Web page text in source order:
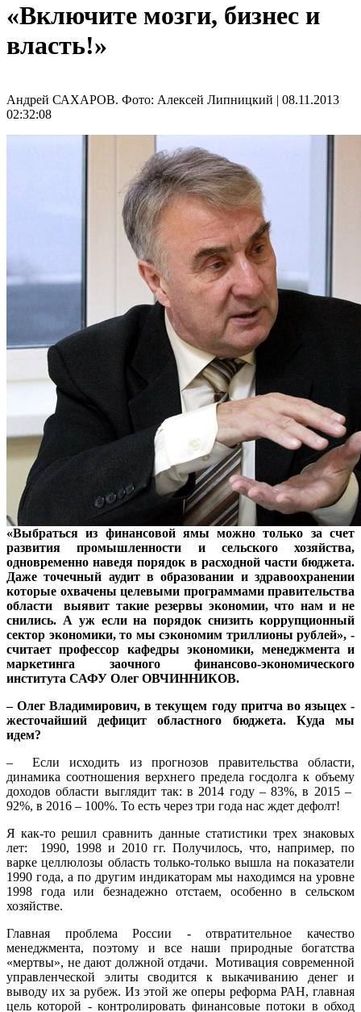
«Включите мозги, бизнес и
власть!»
Андрей САХАРОВ. Фото: Алексей Липницкий | 08.11.2013
02:32:08
«Выбраться из финансовой ямы можно только за счет
развития промышленности и сельского хозяйства,
одновременно наведя порядок в расходной части бюджета.
Даже точечный аудит в образовании и здравоохранении
которые охвачены целевыми программами правительства
области выявит такие резервы экономии, что нам и не
снились. А уж если на порядок снизить коррупционный
сектор экономики, то мы сэкономим триллионы рублей», -
считает профессор кафедры экономики, менеджмента и
маркетинга заочного финансово-экономического
института САФУ Олег ОВЧИННИКОВ.
– Олег Владимирович, в текущем году притча во языцех -
жесточайший дефицит областного бюджета. Куда мы
идем?
– Если исходить из прогнозов правительства области,
динамика соотношения верхнего предела госдолга к объему
доходов области выглядит так: в 2014 году – 83%, в 2015 –
92%, в 2016 – 100%. То есть через три года нас ждет дефолт!
Я как-то решил сравнить данные статистики трех знаковых
лет: 1990, 1998 и 2010 гг. Получилось, что, например, по
варке целлюлозы область только-только вышла на показатели
1990 года, а по другим индикаторам мы находимся на уровне
1998 года или безнадежно отстаем, особенно в сельском
хозяйстве.
Главная проблема России - отвратительное качество
менеджмента, поэтому и все наши природные богатства
«мертвы», не дают должной отдачи. Мотивация современной
управленческой элиты сводится к выкачиванию денег и
выводу их за рубеж. Из этой же оперы реформа РАН, главная
цель которой - контролировать финансовые потоки в обход